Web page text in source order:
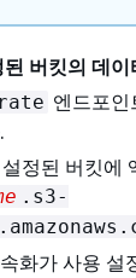
버킷의 데이
엔드포인
정된 버킷에
.s3-
화가 사용 설